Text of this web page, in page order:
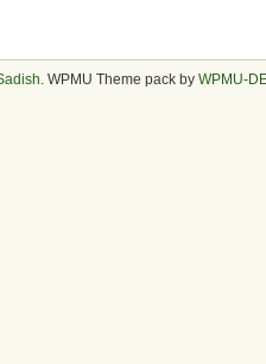
. WPMU Theme pack by WPMU-